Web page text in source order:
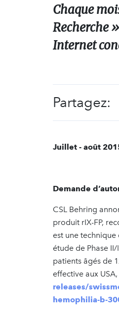
Chaque
Recherche
Internet
Partagez:
Juillet - août
Demande
CSL Behring
produit rIX-FP,
est une technique
étude de Phase
patients âgés de
effective aux
releases/
hemophilia-b-